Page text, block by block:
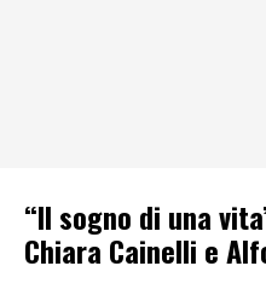
“Il sogno di una
Chiara Cainelli e